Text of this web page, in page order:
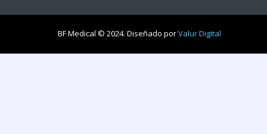
BF Medical © 2024. Diseñado porValur Digital